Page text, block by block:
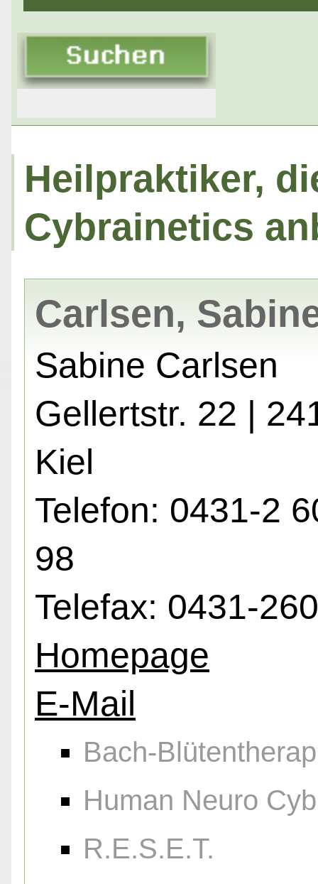
Heilpraktiker,
Cybrainetics
Carlsen,
Sabine Carlsen
Gellertstr. 22 |
Kiel
Telefon: 0431-2
98
Telefax: 0431-
Homepage
E-Mail
Bach-
Human Neuro
R.E.S.E.T.